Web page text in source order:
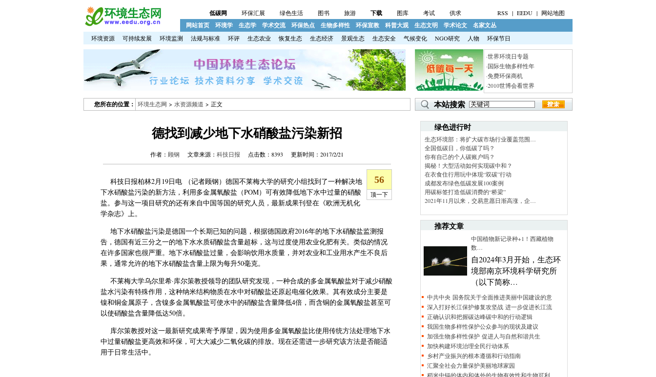
低碳网 环保汇展 绿色生活 图书 旅游 下载 图库 考试 供求 RSS | EEDU | 网站地图
网站首页 环境学 生态学 学术交流 环保热点 生物多样性 环保宣教 科普大观 生态文明 学术论文 名家文丛
环境资源 可持续发展 环境监测 法规与标准 环评 生态农业 恢复生态 生态经济 景观生态 生态安全 气候变化 NGO研究 人物 环保节日
·世界环境日专题
·国际生物多样性年
·免费环保商机
·2010世博会看世界
您所在的位置： 环境生态网 > 水资源频道 > 正文 本站搜索
德找到减少地下水硝酸盐污染新招
作者： 顾钢 文章来源： 科技日报 点击数：8393 更新时间：2017/2/21
科技日报柏林2月19日电 （记者顾钢）德国不莱梅大学的研究小组找到了一种解决地
下水硝酸盐污染的新方法，利用多金属氧酸盐（POM）可有效降低地下水中过量的硝酸
盐。参与这一项目研究的还有来自中国等国的研究人员，最新成果刊登在《欧洲无机化
学杂志》上。
地下水硝酸盐污染是德国一个长期已知的问题，根据德国政府2016年的地下水硝酸盐监测报
告，德国有近三分之一的地下水水质硝酸盐含量超标，这与过度使用农业化肥有关。类似的情况
在许多国家也很严重。地下水硝酸盐过量，会影响饮用水质量，并对农业和工业用水产生不良后
果，通常允许的地下水硝酸盐含量上限为每升50毫克。
不莱梅大学乌尔里希·库尔策教授领导的团队研究发现，一种合成的多金属氧酸盐对于减少硝酸
盐水污染有特殊作用，这种纳米结构物质在水中对硝酸盐还原起电催化效果。其有效成分主要是
镍和铜金属原子，含镍多金属氧酸盐可使水中的硝酸盐含量降低4倍，而含铜的金属氧酸盐甚至可
以使硝酸盐含量降低达50倍。
库尔策教授对这一最新研究成果寄予厚望，因为使用多金属氧酸盐比使用传统方法处理地下水
中过量硝酸盐更高效和环保，可大大减少二氧化碳的排放。现在还需进一步研究该方法是否能适
用于日常生活中。
绿色进行时
生态环境部：将扩大碳市场行业覆盖范围…
全国低碳日，你低碳了吗？
你有自己的个人碳账户吗？
揭秘！大型活动如何实现碳中和？
在衣食住行用玩中体现“双碳”行动
成都发布绿色低碳发展100案例
用碳标签打造低碳消费的“桥梁”
2021年11月以来，交易意愿日渐高涨，企…
推荐文章
中国植物新记录种+1！西藏植物
数…
自2024年3月开始，生态环
境部南京环境科学研究所
（以下简称…
中共中央 国务院关于全面推进美丽中国建设的意
深入打好长江保护修复攻坚战 进一步促进长江流
正确认识和把握碳达峰碳中和的行动逻辑
我国生物多样性保护公众参与的现状及建议
加强生物多样性保护 促进人与自然和谐共生
加快构建环境治理全民行动体系
乡村产业振兴的根本遵循和行动指南
汇聚全社会力量保护美丽地球家园
稻米中镉的体内和体外的生物有效性和生物可利